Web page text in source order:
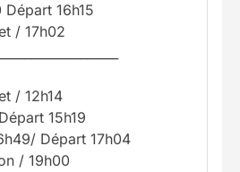
Départ 16h15
/ 17h02
/ 12h14
15h19
Départ 17h04
/ 19h00